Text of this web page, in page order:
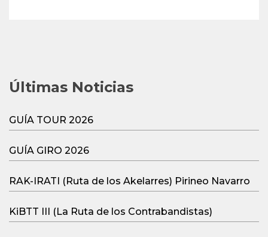
Últimas Noticias
GUÍA TOUR 2026
GUÍA GIRO 2026
RAK-IRATI (Ruta de los Akelarres) Pirineo Navarro
KiBTT III (La Ruta de los Contrabandistas)